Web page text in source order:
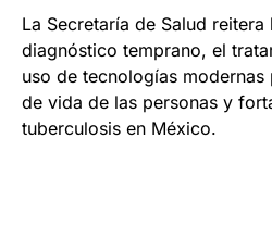
La Secretaría de Salud
diagnóstico temprano, el
uso de tecnologías
de vida de las personas y
tuberculosis en México.